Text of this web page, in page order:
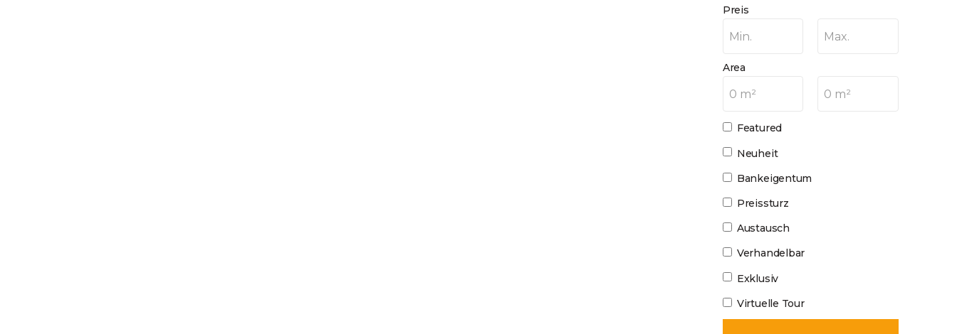
Preis
Min. Max.
Area
0 m² 0 m²
Featured
Neuheit
Bankeigentum
Preissturz
Austausch
Verhandelbar
Exklusiv
Virtuelle Tour